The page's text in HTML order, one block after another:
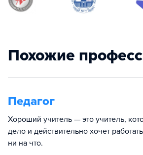
Похожие
Педагог
Хороший учитель — это учитель,
дело и действительно хочет
ни на что.